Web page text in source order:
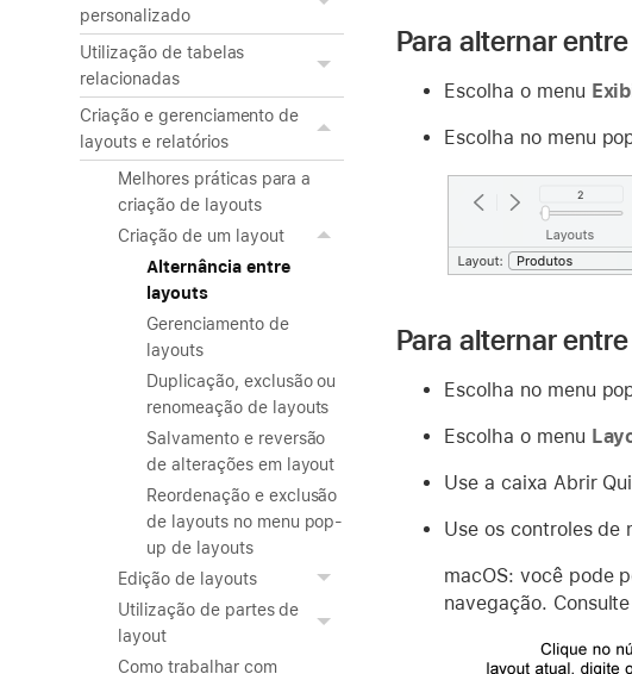
personalizado
Utilização de tabelas
relacionadas
Criação e gerenciamento de
layouts e relatórios
Melhores práticas para a
criação de layouts
Criação de um layout
Alternância entre
layouts
Gerenciamento de
layouts
Duplicação, exclusão ou
renomeação de layouts
Salvamento e reversão
de alterações em layout
Reordenação e exclusão
de layouts no menu pop-
up de layouts
Edição de layouts
Utilização de partes de
layout
Como trabalhar com
Para alternar
Escolha o menu
Escolha no menu
Para alternar
Escolha no menu
Escolha o menu
Use a caixa Abrir
Use os controles de
macOS: você pode
navegação. Consulte